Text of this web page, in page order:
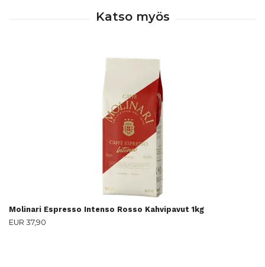
Molinari Espresso Intenso Rosso Kahvipavut 1kg
EUR 37,90